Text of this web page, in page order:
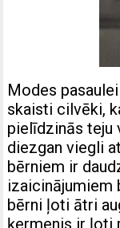
Modes
skaisti cilvēki,
pielīdzinās teju
diezgan viegli
bērniem ir
izaicinājumiem
bērni ļoti ātri
ķermenis ir ļoti